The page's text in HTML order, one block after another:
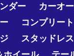
ダー カーオ
コンプリー
スタッドレ